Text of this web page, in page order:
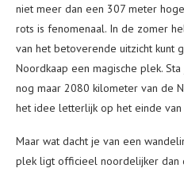
niet meer dan een 307 meter
rots is fenomenaal. In de zomer
van het betoverende uitzicht kunt
Noordkaap een magische plek.
nog maar 2080 kilometer van de
het idee letterlijk op het einde
Maar wat dacht je van een
plek ligt officieel noordelijker dan